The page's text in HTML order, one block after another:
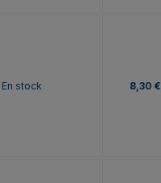
En stock 8,30 €